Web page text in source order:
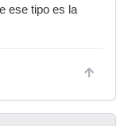
ese tipo es la